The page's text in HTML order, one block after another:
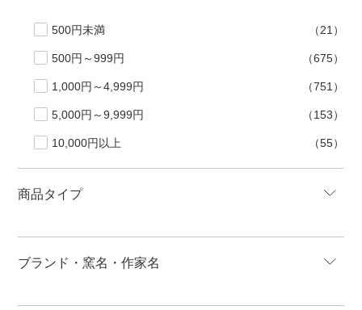
500円未満 （21）
500円～999円 （675）
1,000円～4,999円 （751）
5,000円～9,999円 （153）
10,000円以上 （55）
商品タイプ
ブランド・窯名・作家名